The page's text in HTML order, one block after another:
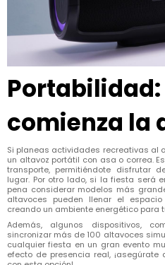
comienza la
Si planeas actividades recreativas al
un altavoz portátil con asa o correa.
transporte, permitiéndote disfrutar
lugar. Por otro lado, si la fiesta será
pena considerar modelos más
altavoces pueden llenar el
creando un ambiente energético para
Además, algunos dispositivos,
sincronizar más de 100 altavoces
cualquier fiesta en un gran evento
efecto de presencia real,